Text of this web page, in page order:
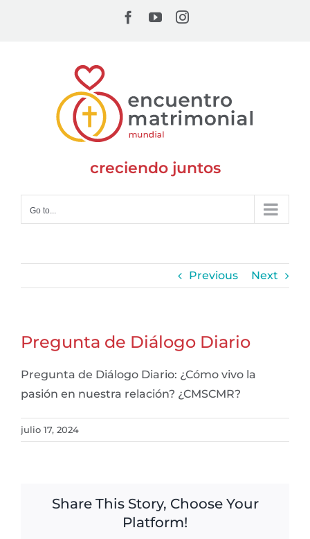
Facebook
YouTubeInstagram
creciendo juntos
Go to...
Previous Next
Pregunta de Diálogo Diario
Pregunta de Diálogo Diario: ¿Cómo vivo la
pasión en nuestra relación? ¿CMSCMR?
julio 17, 2024
Share This Story, Choose Your
Platform!